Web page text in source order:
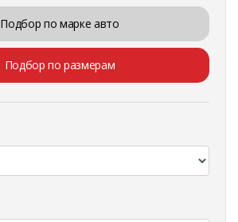
Подбор по марке авто
Подбор по размерам